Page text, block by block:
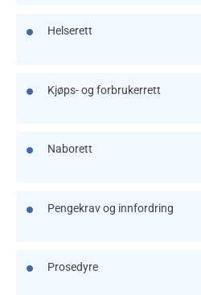
Helserett
Kjøps- og forbrukerrett
Naborett
Pengekrav og innfordring
Prosedyre